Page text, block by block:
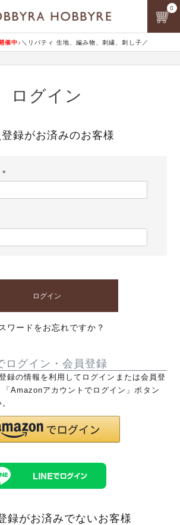
催中♪ ＼リバティ 生地、編み物、刺繍、刺し子／
0
ログイン
録がお済みのお客様
ログイン
ワードをお忘れですか？
ログイン・会員登録
録の情報を利用してログインまたは会員登
Amazonアカウントでログイン」ボタン
録がお済みでないお客様